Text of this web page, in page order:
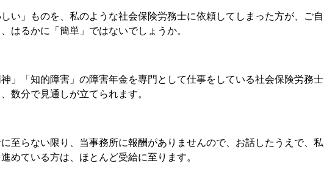
い」ものを、私のような社会保険労務士に依頼してしまった方が、ご自
はるかに「簡単」ではないでしょうか。
」「知的障害」の障害年金を専門として仕事をしている社会保険労務士
数分で見通しが立てられます。
至らない限り、当事務所に報酬がありませんので、お話したうえで、私
めている方は、ほとんど受給に至ります。